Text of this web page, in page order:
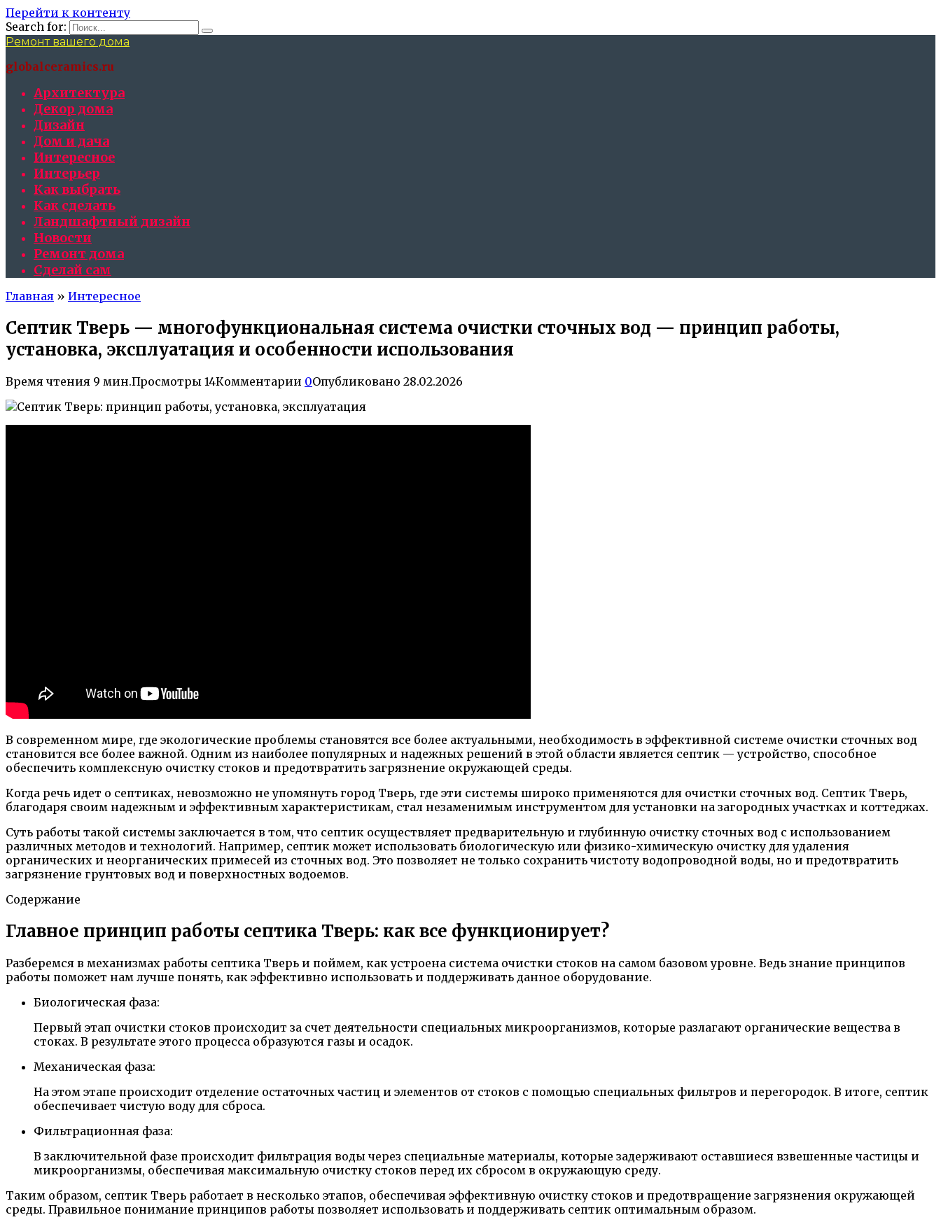
Перейти к контенту
Search for:
Ремонт вашего дома
globalceramics.ru
Архитектура
Декор дома
Дизайн
Дом и дача
Интересное
Интерьер
Как выбрать
Как сделать
Ландшафтный дизайн
Новости
Ремонт дома
Сделай сам
Главная » Интересное
Септик Тверь — многофункциональная система очистки сточных вод — принцип работы,
установка, эксплуатация и особенности использования
Время чтения 9 мин.Просмотры 14Комментарии 0Опубликовано 28.02.2026
В современном мире, где экологические проблемы становятся все более актуальными, необходимость в эффективной системе очистки сточных вод
становится все более важной. Одним из наиболее популярных и надежных решений в этой области является септик — устройство, способное
обеспечить комплексную очистку стоков и предотвратить загрязнение окружающей среды.
Когда речь идет о септиках, невозможно не упомянуть город Тверь, где эти системы широко применяются для очистки сточных вод. Септик Тверь,
благодаря своим надежным и эффективным характеристикам, стал незаменимым инструментом для установки на загородных участках и коттеджах.
Суть работы такой системы заключается в том, что септик осуществляет предварительную и глубинную очистку сточных вод с использованием
различных методов и технологий. Например, септик может использовать биологическую или физико-химическую очистку для удаления
органических и неорганических примесей из сточных вод. Это позволяет не только сохранить чистоту водопроводной воды, но и предотвратить
загрязнение грунтовых вод и поверхностных водоемов.
Содержание
Главное принцип работы септика Тверь: как все функционирует?
Разберемся в механизмах работы септика Тверь и поймем, как устроена система очистки стоков на самом базовом уровне. Ведь знание принципов
работы поможет нам лучше понять, как эффективно использовать и поддерживать данное оборудование.
Биологическая фаза:
Первый этап очистки стоков происходит за счет деятельности специальных микроорганизмов, которые разлагают органические вещества в
стоках. В результате этого процесса образуются газы и осадок.
Механическая фаза:
На этом этапе происходит отделение остаточных частиц и элементов от стоков с помощью специальных фильтров и перегородок. В итоге, септик
обеспечивает чистую воду для сброса.
Фильтрационная фаза:
В заключительной фазе происходит фильтрация воды через специальные материалы, которые задерживают оставшиеся взвешенные частицы и
микроорганизмы, обеспечивая максимальную очистку стоков перед их сбросом в окружающую среду.
Таким образом, септик Тверь работает в несколько этапов, обеспечивая эффективную очистку стоков и предотвращение загрязнения окружающей
среды. Правильное понимание принципов работы позволяет использовать и поддерживать септик оптимальным образом.